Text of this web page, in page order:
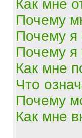
Как мне
Почему
Почему я
Почему я
Как мне
Что
Почему
Как мне